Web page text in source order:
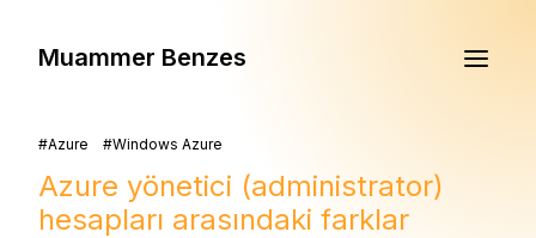
Muammer Benzes
Azure Windows Azure
Azure yönetici (administrator)
hesapları arasındaki farklar